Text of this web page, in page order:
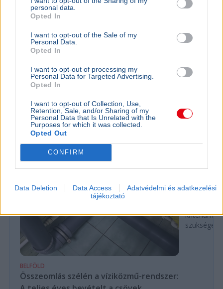
personal data.
Opted In
I want to opt-out of the Sale of my
Personal Data.
Opted In
I want to opt-out of processing my
Personal Data for Targeted Advertising.
Opted In
I want to opt-out of Collection, Use,
Retention, Sale, and/or Sharing of my
Personal Data that Is Unrelated with the
Purposes for which it was collected.
Opted Out
CONFIRM
Data Deletion Data Access
Adatvédelmi és adatkezelési
tájékoztató
Rendőrség Pósfai Gábor
rendőr jelezte, hogy visszatérne, a teljes bértáblát pedig
átalakítják.Bővebben...
Rezsicsökkentés
BELFÖLD
Összeomlás szélén a víziközmű-rendszer:
GAZDASÁG